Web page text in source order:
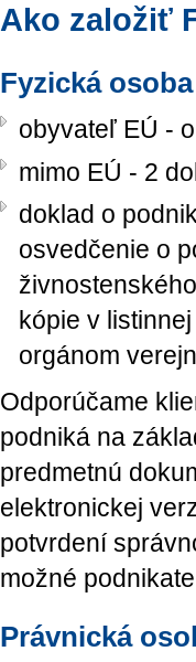
Ako založiť
Fyzická
obyvateľ EÚ -
mimo EÚ - 2
doklad o
osvedčenie o
kópie v
orgánom
Odporúčame
podniká na
predmetnú
elektronickej
potvrdení
možné
Právnická